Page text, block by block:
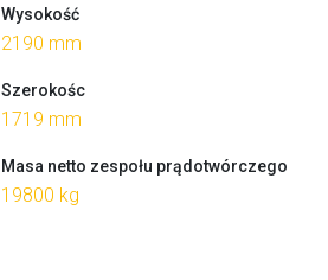
Wysokość
2190 mm
Szerokośc
1719 mm
Masa netto zespołu prądotwórczego
19800 kg